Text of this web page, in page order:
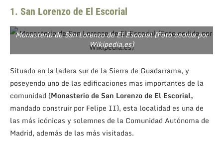
1. San Lorenzo de El Escorial
Monasterio de San Lorenzo de El Escorial (Foto cedida por
Wikipedia.es)
Situado en la ladera sur de la Sierra de Guadarrama, y
poseyendo uno de las edificaciones mas importantes de la
comunidad (Monasterio de San Lorenzo de El Escorial,
mandado construir por Felipe II), esta localidad es una de
las más icónicas y solemnes de la Comunidad Autónoma de
Madrid, además de las más visitadas.